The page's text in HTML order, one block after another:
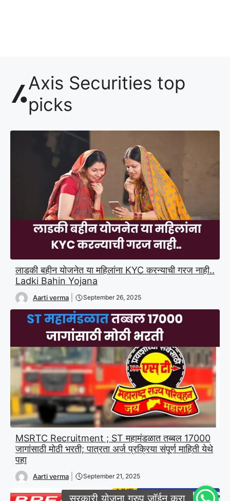
Axis Securities top
picks
लाडकी बहीन योजनेत या महिलांना KYC करन्याची गरज नाही..
Ladki Bahin Yojana
Aarti verma September 26, 2025
MSRTC Recruitment ; ST महामंडळात तब्बल 17000
जागांसाठी मोठी भरती; पात्रता अर्ज प्रक्रिया संपूर्ण माहिती येथे
पहा
Aarti verma September 21, 2025